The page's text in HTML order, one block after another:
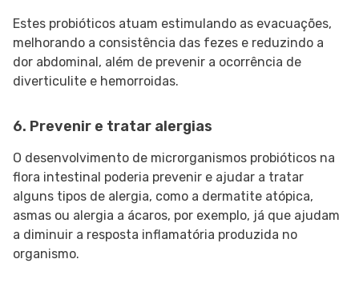
Estes probióticos atuam estimulando as evacuações,
melhorando a consistência das fezes e reduzindo a
dor abdominal, além de prevenir a ocorrência de
diverticulite e hemorroidas.
6. Prevenir e tratar alergias
O desenvolvimento de microrganismos probióticos na
flora intestinal poderia prevenir e ajudar a tratar
alguns tipos de alergia, como a dermatite atópica,
asmas ou alergia a ácaros, por exemplo, já que ajudam
a diminuir a resposta inflamatória produzida no
organismo.